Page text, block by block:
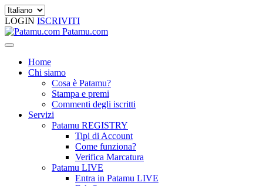
LOGIN ISCRIVITI
Patamu.com
Home
Chi siamo
Cosa è Patamu?
Stampa e premi
Commenti degli iscritti
Servizi
Patamu REGISTRY
Tipi di Account
Come funziona?
Verifica Marcatura
Patamu LIVE
Entra in Patamu LIVE